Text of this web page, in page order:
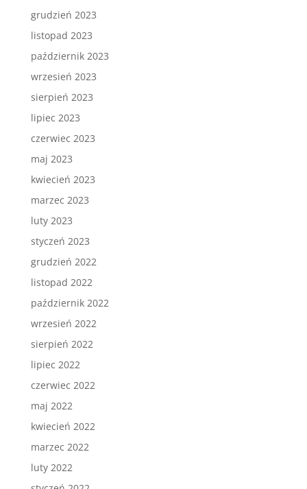
grudzień 2023
listopad 2023
październik 2023
wrzesień 2023
sierpień 2023
lipiec 2023
czerwiec 2023
maj 2023
kwiecień 2023
marzec 2023
luty 2023
styczeń 2023
grudzień 2022
listopad 2022
październik 2022
wrzesień 2022
sierpień 2022
lipiec 2022
czerwiec 2022
maj 2022
kwiecień 2022
marzec 2022
luty 2022